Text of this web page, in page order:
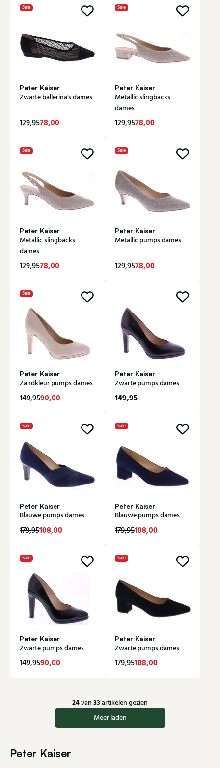
Sale
Peter Kaiser
Zwarte ballerina's dames
129,9578,00
Sale
Peter Kaiser
Metallic slingbacks
dames
129,9578,00
Sale
Peter Kaiser
Metallic slingbacks
dames
129,9578,00
Sale
Peter Kaiser
Metallic pumps dames
129,9578,00
Sale
Peter Kaiser
Zandkleur pumps dames
149,9590,00
Peter Kaiser
Zwarte pumps dames
149,95
Sale
Peter Kaiser
Blauwe pumps dames
179,95108,00
Sale
Peter Kaiser
Blauwe pumps dames
179,95108,00
Sale
Peter Kaiser
Zwarte pumps dames
149,9590,00
Sale
Peter Kaiser
Zwarte pumps dames
179,95108,00
24van 33artikelen gezien
Meer laden
Peter Kaiser